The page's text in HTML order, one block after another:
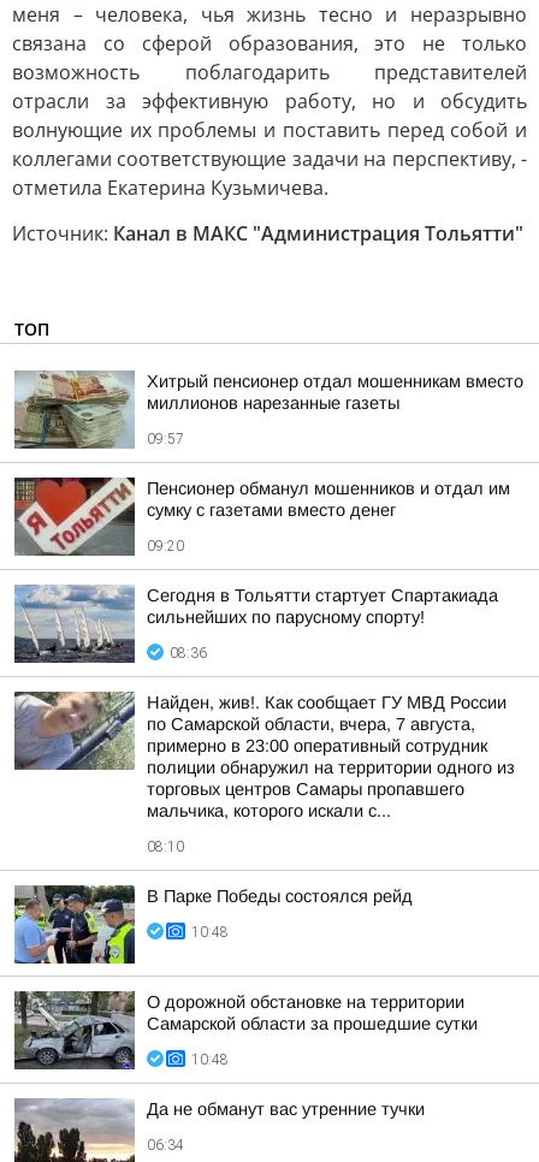
меня – человека, чья жизнь тесно и неразрывно
связана со сферой образования, это не только
возможность поблагодарить представителей
отрасли за эффективную работу, но и обсудить
волнующие их проблемы и поставить перед собой и
коллегами соответствующие задачи на перспективу, -
отметила Екатерина Кузьмичева.
Источник: Канал в МАКС "Администрация Тольятти"
ТОП
Хитрый пенсионер отдал мошенникам вместо
миллионов нарезанные газеты
09:57
Пенсионер обманул мошенников и отдал им
сумку с газетами вместо денег
09:20
Сегодня в Тольятти стартует Спартакиада
сильнейших по парусному спорту!
08:36
Найден, жив!. Как сообщает ГУ МВД России
по Самарской области, вчера, 7 августа,
примерно в 23:00 оперативный сотрудник
полиции обнаружил на территории одного из
торговых центров Самары пропавшего
мальчика, которого искали с...
08:10
В Парке Победы состоялся рейд
10:48
О дорожной обстановке на территории
Самарской области за прошедшие сутки
10:48
Да не обманут вас утренние тучки
06:34